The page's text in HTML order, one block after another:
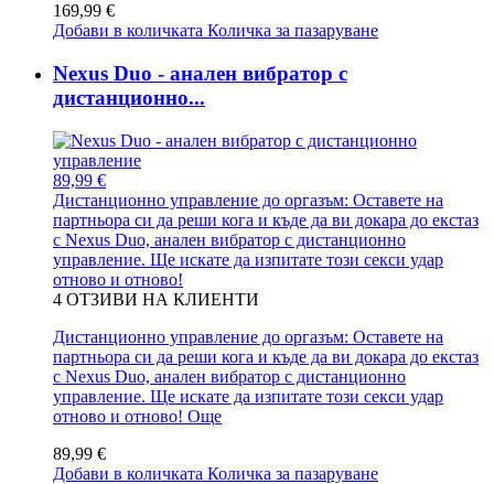
169,99 €
Добави в количката Количка за пазаруване
Nexus Duo - анален вибратор с
дистанционно...
89,99 €
Дистанционно управление до оргазъм: Оставете на
партньора си да реши кога и къде да ви докара до екстаз
с Nexus Duo, анален вибратор с дистанционно
управление. Ще искате да изпитате този секси удар
отново и отново!
4 ОТЗИВИ НА КЛИЕНТИ
Дистанционно управление до оргазъм: Оставете на
партньора си да реши кога и къде да ви докара до екстаз
с Nexus Duo, анален вибратор с дистанционно
управление. Ще искате да изпитате този секси удар
отново и отново! Още
89,99 €
Добави в количката Количка за пазаруване